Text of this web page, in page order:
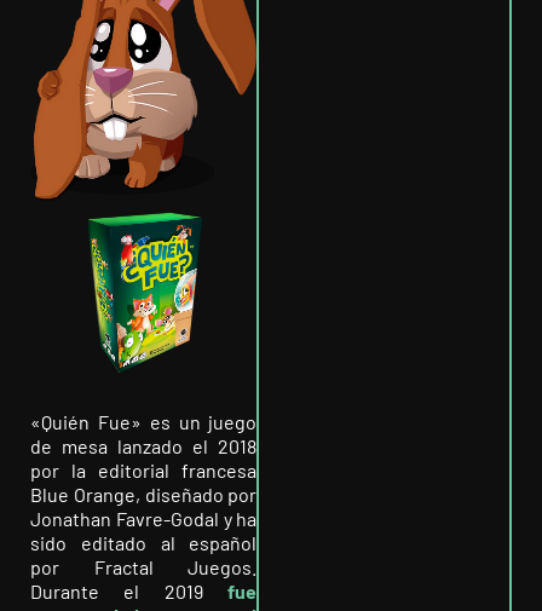
«Quién Fue» es un juego
de mesa lanzado el 2018
por la editorial francesa
Blue Orange, diseñado por
Jonathan Favre-Godal y ha
sido editado al español
por Fractal Juegos.
Durante el 2019fue